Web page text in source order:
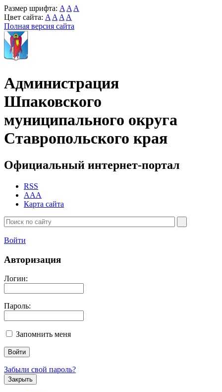
Размер шрифта: A A A
Цвет сайта: A A A A
Полная версия сайта
Администрация
Шпаковского
муниципального округа
Ставропольского края
Официальный интернет-портал
RSS
AAA
Карта сайта
Войти
Авторизация
Логин:
Пароль:
Запомнить меня
Забыли свой пароль?
Закрыть